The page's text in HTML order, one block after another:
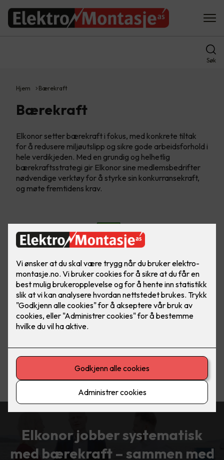
Søk
Hjem Bærekraft
Bærekraft
Elkonor setter bærekraft i fokus, med konkrete tiltak
for å redusere miljøutslipp og sikre gode arbeidsforhold i
hele verdikjeden. Med en grundig og helhetlig
bærekraftsstrategi gir Elkonor sine medlemsbedrifter
nødvendige verktøy for å styrke sin konkurransekraft,
og møte fremtidens krav.
Elkonor jobber systematisk
med bærekraft – sammen med